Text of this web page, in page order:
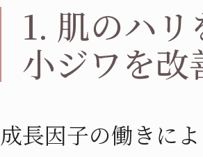
1. 肌のハ
小ジワを改
成長因子の働きに